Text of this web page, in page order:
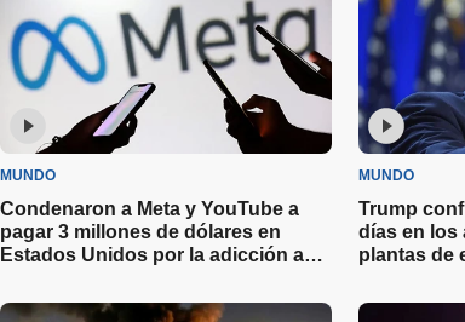
MUNDO
Condenaron a Meta y YouTube a
pagar 3 millones de dólares en
Estados Unidos por la adicción a
MUNDO
Trump
días en los
plantas de